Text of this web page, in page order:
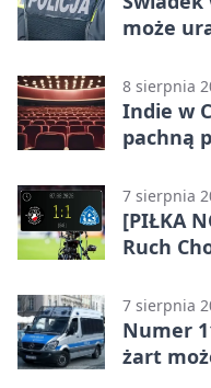
może
8 sierpnia
Indie w
pachną
7 sierpnia
[PIŁKA
Ruch
7 sierpnia
Numer
żart